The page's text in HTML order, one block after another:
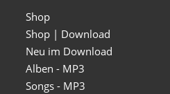
Shop
Shop | Download
Neu im Download
Alben - MP3
Songs - MP3